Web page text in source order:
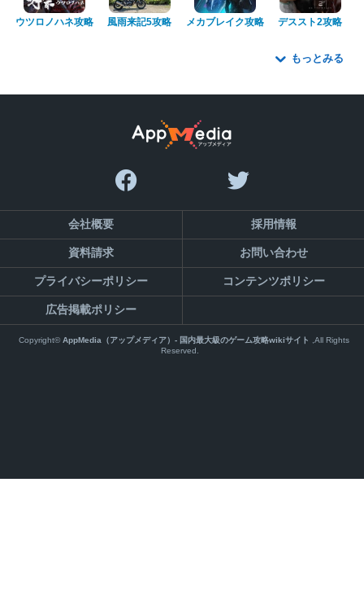
ウツロノハネ攻略 風雨来記5攻略 メカブレイク攻略 デススト2攻略
もっとみる
会社概要 採用情報
資料請求 お問い合わせ
プライバシーポリシー コンテンツポリシー
広告掲載ポリシー
Copyright©AppMedia（アップメディア）- 国内最大級のゲーム攻略wikiサイト
,All Rights
Reserved.